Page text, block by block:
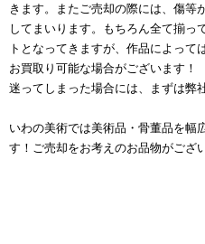
きます。またご売却の際には、傷等
してまいります。もちろん全て揃っ
トとなってきますが、作品によっ
お買取り可能な場合がございます！
迷ってしまった場合には、まずは弊
いわの美術では美術品・骨董品を幅
す！ご売却をお考えのお品物がござ